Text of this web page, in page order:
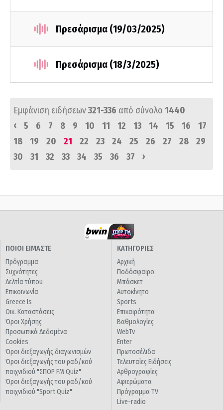
Πρεσάρισμα (19/03/2025)
Πρεσάρισμα (18/3/2025)
Εμφάνιση ειδήσεων321-336 από σύνολο 1440
‹
5 6 7 8 9 10 11 12 13 14 15 16
17
18
19 20 21 22 23 24 25 26 27 28
29
30
31 32 33 34 35 36 37 ›
ΠΟΙΟΙ ΕΙΜΑΣΤΕ
Πρόγραμμα
Συχνότητες
Δελτία τύπου
Επικοινωνία
Greece Is
Οικ. Καταστάσεις
Όροι Χρήσης
Προσωπικά Δεδομένα
Cookies
Όροι διεξαγωγής διαγωνισμών
Όροι διεξαγωγής του ραδ/κού
παιχνιδιού "ΣΠΟΡ FM Quiz"
Όροι διεξαγωγής του ραδ/κού
παιχνιδιού "Sport Quiz"
ΚΑΤΗΓΟΡΙΕΣ
Αρχική
Ποδόσφαιρο
Μπάσκετ
Αυτοκίνητο
Sports
Επικαιρότητα
Βαθμολογίες
WebTv
Enter
Πρωτοσέλιδα
Τελευταίες Ειδήσεις
Αρθρογραφίες
Αφιερώματα
Πρόγραμμα TV
Live-radio